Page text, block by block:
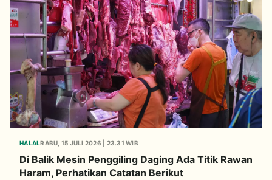
HALALRABU, 15 JULI 2026 | 23.31 WIB
Di Balik Mesin Penggiling Daging Ada Titik Rawan
Haram, Perhatikan Catatan Berikut